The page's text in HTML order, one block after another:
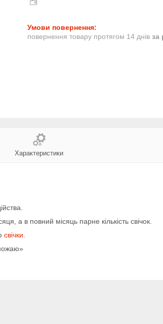
повернення товару протягом 14 днів за
Характеристики
а в повний місяць парне кількість свічок.
свічки.